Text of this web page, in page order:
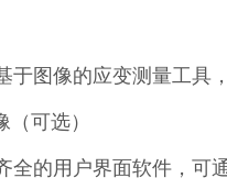
于图像的应变测量工具
（可选）
全的用户界面软件，可